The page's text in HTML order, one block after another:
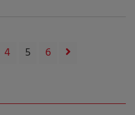
4 5 6